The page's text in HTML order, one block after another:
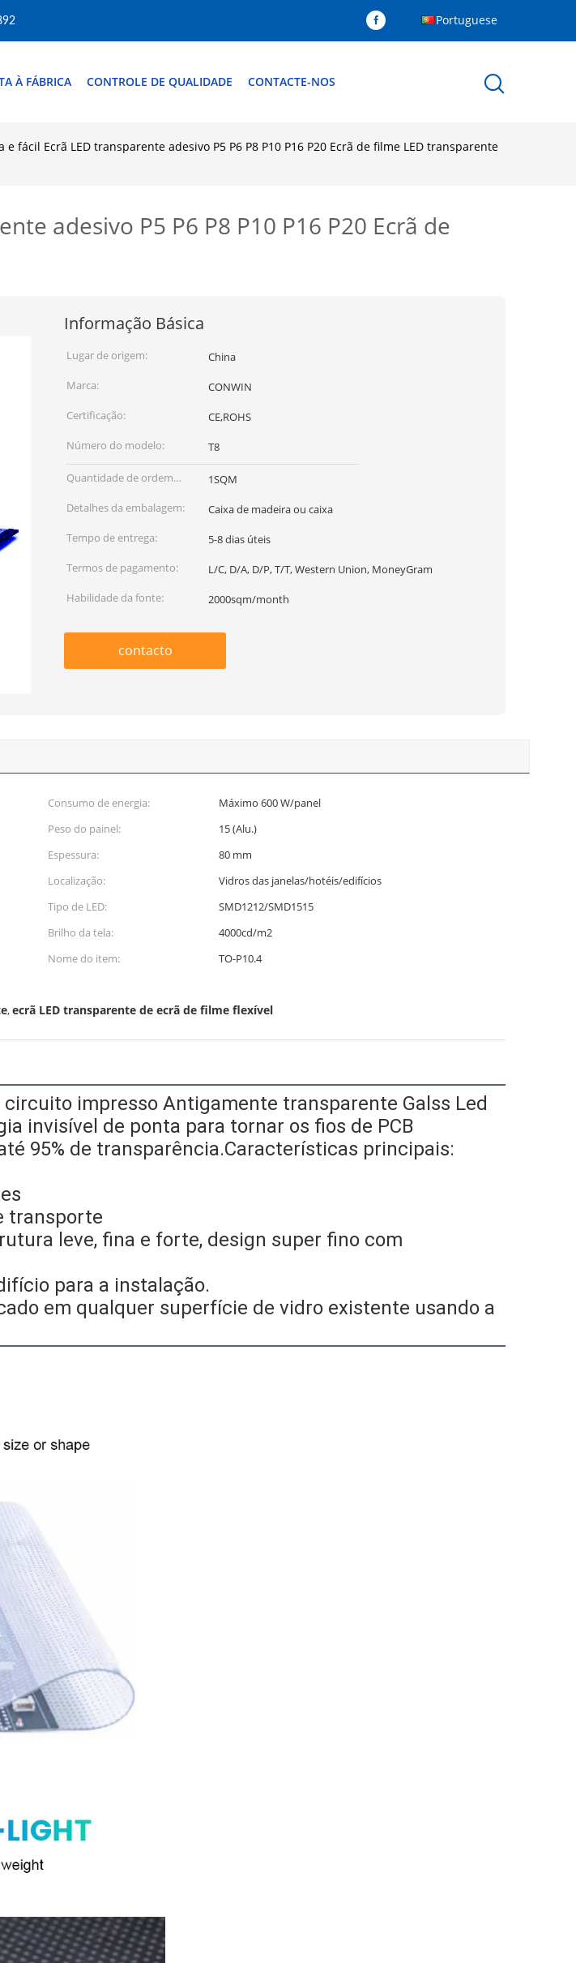
Portuguese
À FÁBRICA CONTROLE DE QUALIDADE CONTACTE-NOS
e fácil Ecrã LED transparente adesivo P5 P6 P8 P10 P16 P20 Ecrã de filme LED transparente
adesivo P5 P6 P8 P10 P16 P20 Ecrã de
Informação Básica
Lugar de origem:
China
Marca:
CONWIN
Certificação:
CE,ROHS
Número do modelo:
T8
Quantidade de ordem
mínima:
1SQM
Detalhes da embalagem:
Caixa de madeira ou caixa
Tempo de entrega:
5-8 dias úteis
Termos de pagamento:
L/C, D/A, D/P, T/T, Western Union, MoneyGram
Habilidade da fonte:
2000sqm/month
contacto
Consumo de energia:
Máximo 600 W/panel
Peso do painel:
15 (Alu.)
Espessura:
80 mm
Localização:
Vidros das janelas/hotéis/edifícios
Tipo de LED:
SMD1212/SMD1515
Brilho da tela:
4000cd/m2
Nome do item:
TO-P10.4
,ecrã LED transparente de ecrã de filme flexível
circuito impresso Antigamente transparente Galss Led
invisível de ponta para tornar os fios de PCB
95% de transparência.Características principais:
transporte
leve, fina e forte, design super fino com
para a instalação.
em qualquer superfície de vidro existente usando a